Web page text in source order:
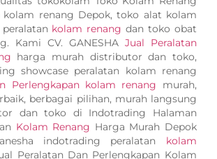
kolam renang Depok, toko alat kolam
kolam renang dan toko obat
Kami CV. GANESHA Jual Peralatan
harga murah distributor dan toko,
showcase peralatan kolam renang
Perlengkapan kolam renang murah,
berbagai pilihan, murah langsung
dan toko di Indotrading Halaman
Kolam Renang Harga Murah Depok
indotrading peralatan kolam
Peralatan Dan Perlengkapan Kolam